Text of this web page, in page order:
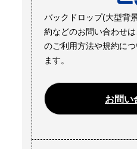
バックドロップ(大型背
約などのお問い合わせ
のご利用方法や規約に
ます。
お問い